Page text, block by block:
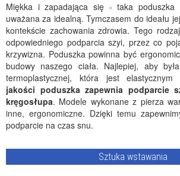
Miękka i zapadająca się - taka poduszka
uważana za idealną. Tymczasem do ideału
kontekście zachowania zdrowia. Tego
odpowiedniego podparcia szyi, przez co
krzywizna. Poduszka powinna być
budowy naszego ciała. Najlepiej, aby
termoplastycznej, która jest elastycznym
jakości poduszka zapewnia podparcie
kręgosłupa. Modele wykonane z pierza
inne, ergonomiczne. Dzięki temu
podparcie na czas snu.
Sztuka wstawania